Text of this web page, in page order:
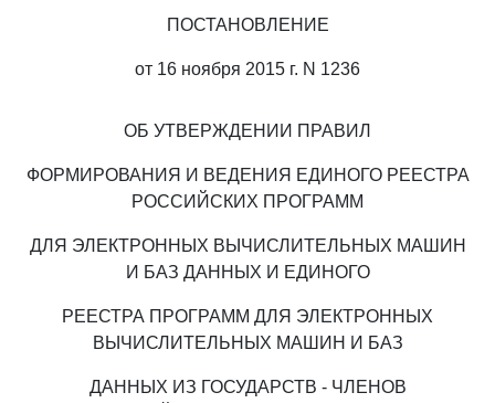
ПОСТАНОВЛЕНИЕ
от 16 ноября 2015 г. N 1236
ОБ УТВЕРЖДЕНИИ ПРАВИЛ
ФОРМИРОВАНИЯ И ВЕДЕНИЯ ЕДИНОГО РЕЕСТРА
РОССИЙСКИХ ПРОГРАММ
ДЛЯ ЭЛЕКТРОННЫХ ВЫЧИСЛИТЕЛЬНЫХ МАШИН
И БАЗ ДАННЫХ И ЕДИНОГО
РЕЕСТРА ПРОГРАММ ДЛЯ ЭЛЕКТРОННЫХ
ВЫЧИСЛИТЕЛЬНЫХ МАШИН И БАЗ
ДАННЫХ ИЗ ГОСУДАРСТВ - ЧЛЕНОВ